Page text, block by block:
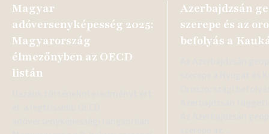
Magyar
adóversenyképesség 2025:
Magyarország
élmezőnyben az OECD
listán
Azerbajdzsán
szerepe és az
befolyás a